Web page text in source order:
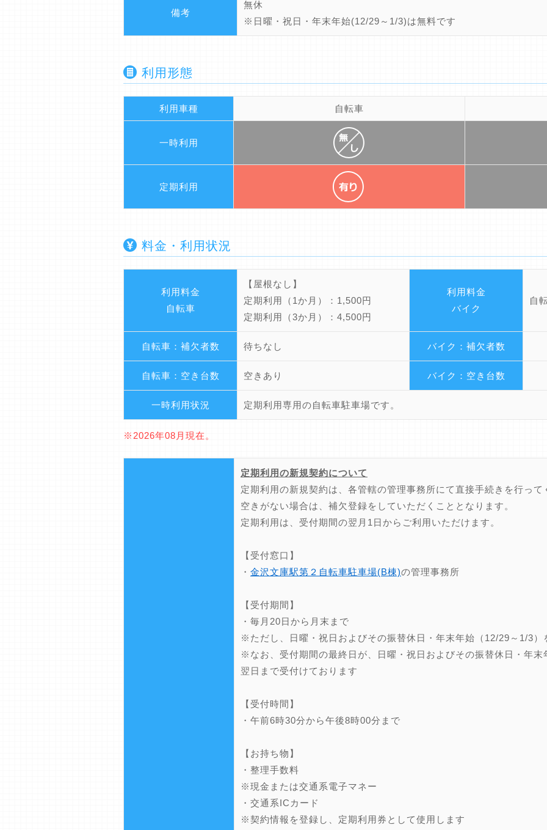
備考
無休
※日曜・祝日・年末年始(12/29～1/3)は無料です
利用形態
利用車種 自転車
一時利用
定期利用
料金・利用状況
利用料金
自転車
【屋根なし】
定期利用（1か月）：1,500円
定期利用（3か月）：4,500円
利用料金
バイク
自
自転車：補欠者数 待ちなし バイク：補欠者数
自転車：空き台数 空きあり バイク：空き台数
一時利用状況 定期利用専用の自転車駐車場です。
※2026年08月現在。
定期利用の新規契約について
定期利用の新規契約は、各管轄の管理事務所にて直接手続きを行って
空きがない場合は、補欠登録をしていただくこととなります。
定期利用は、受付期間の翌月1日からご利用いただけます。
【受付窓口】
・ 金沢文庫駅第２自転車駐車場(B棟)の管理事務所
【受付期間】
・毎月20日から月末まで
※ただし、日曜・祝日およびその振替休日・年末年始（12/29～1/3）
※なお、受付期間の最終日が、日曜・祝日およびその振替休日・年
翌日まで受付けております
【受付時間】
・午前6時30分から午後8時00分まで
【お持ち物】
・整理手数料
※現金または交通系電子マネー
・交通系ICカード
※契約情報を登録し、定期利用券として使用します